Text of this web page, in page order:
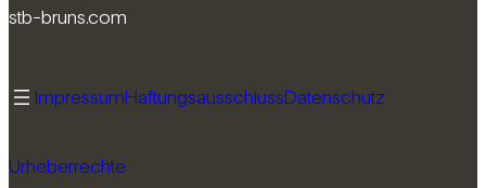
stb-bruns.com
ImpressumHaftungsausschlussDatenschutz
Urheberrechte